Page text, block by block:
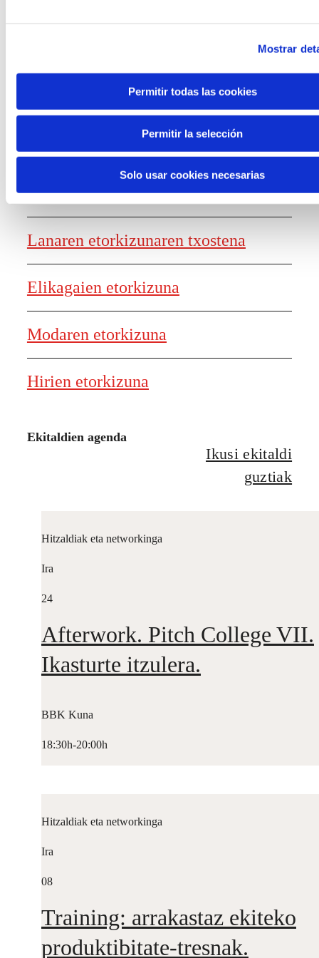
Mostrar
Permitir todas las cookies
Permitir la selección
Solo usar cookies necesarias
dituzten mundu-ikuskerak jasotzen
dituena, esperientzia gamifikatu baten
bidez.
Ezagutza sortzea
Lanaren etorkizunaren txostena
Elikagaien etorkizuna
Modaren etorkizuna
Hirien etorkizuna
Ekitaldien agenda
Ikusi ekitaldi
guztiak
Hitzaldiak eta networkinga
Ira
24
Afterwork. Pitch College VII.
Ikasturte itzulera.
BBK Kuna
18:30h-20:00h
Hitzaldiak eta networkinga
Ira
08
Training: arrakastaz ekiteko
produktibitate-tresnak.